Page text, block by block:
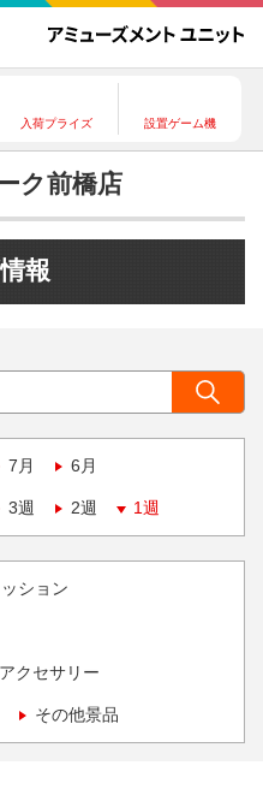
入荷プライズ 設置ゲーム機
ク前橋店
報
7月 6月
3週 2週 1週
ション
クセサリー
その他景品